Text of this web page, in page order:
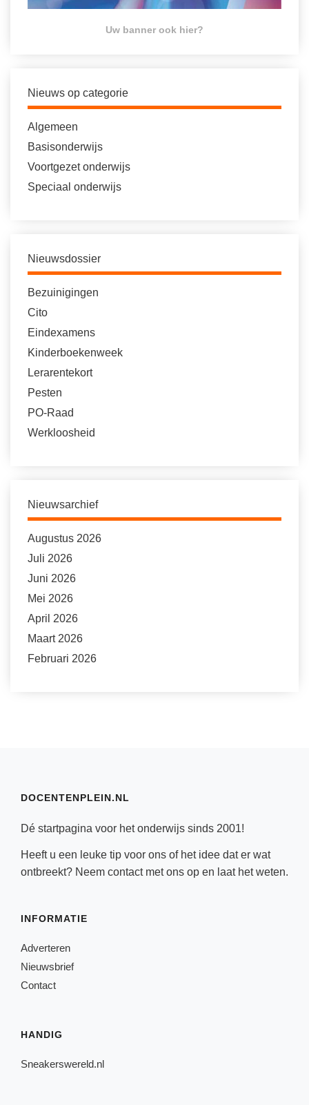
Uw banner ook hier?
Nieuws op categorie
Algemeen
Basisonderwijs
Voortgezet onderwijs
Speciaal onderwijs
Nieuwsdossier
Bezuinigingen
Cito
Eindexamens
Kinderboekenweek
Lerarentekort
Pesten
PO-Raad
Werkloosheid
Nieuwsarchief
Augustus 2026
Juli 2026
Juni 2026
Mei 2026
April 2026
Maart 2026
Februari 2026
DOCENTENPLEIN.NL
Dé startpagina voor het onderwijs sinds 2001!
Heeft u een leuke tip voor ons of het idee dat er wat
ontbreekt? Neem contactmet ons op en laat het weten.
INFORMATIE
Adverteren
Nieuwsbrief
Contact
HANDIG
Sneakerswereld.nl